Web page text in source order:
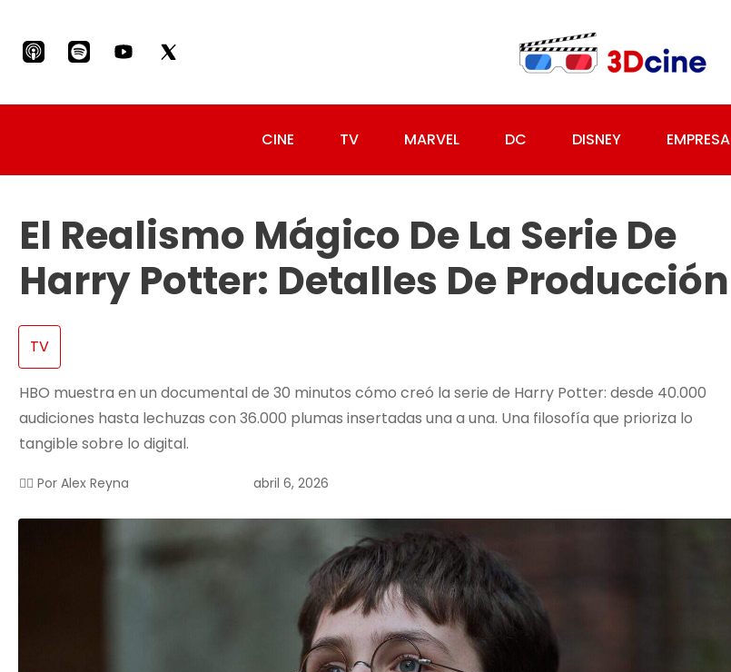
CINE TV MARVEL DC DISNEY EMPRESA
El Realismo Mágico De La Serie De
Harry Potter: Detalles De Producción
TV
HBO muestra en un documental de 30 minutos cómo creó la serie de Harry Potter: desde 40.000
audiciones hasta lechuzas con 36.000 plumas insertadas una a una. Una filosofía que prioriza lo
tangible sobre lo digital.
✍🏻 Por Alex Reyna abril 6, 2026